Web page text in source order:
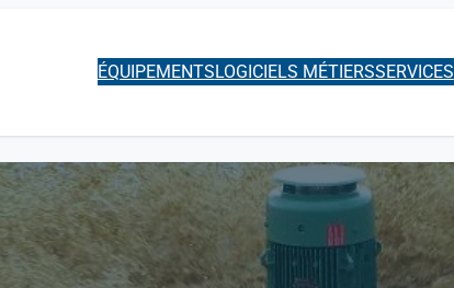
ÉQUIPEMENTSLOGICIELS MÉTIERSSERVICES